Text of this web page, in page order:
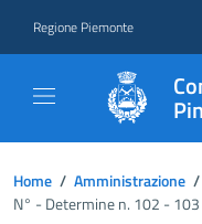
Regione Piemonte
Home / Amministrazione /
N° - Determine n. 102 - 103